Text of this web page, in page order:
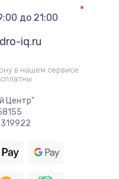
до 21:00
iq.ru
в нашем сервисе
Центр"